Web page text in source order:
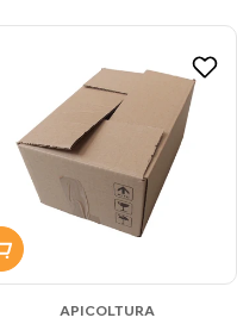
Aggiungi al carrello
APICOLTURA